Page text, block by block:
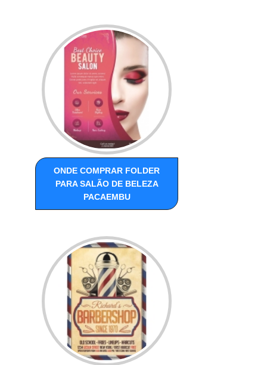
ONDE COMPRAR FOLDER
PARA SALÃO DE BELEZA
PACAEMBU